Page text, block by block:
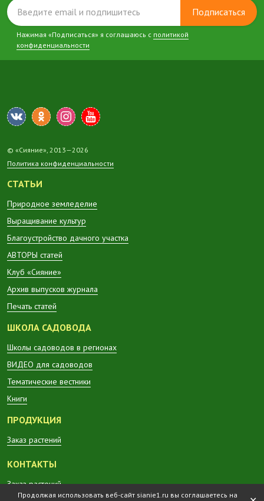
Подписаться
Нажимая «Подписаться» я соглашаюсь с политикой
конфиденциальности
© «Сияние», 2013—2026
Политика конфиденциальности
СТАТЬИ
Природное земледелие
Выращивание культур
Благоустройство дачного участка
АВТОРЫ статей
Клуб «Сияние»
Архив выпусков журнала
Печать статей
ШКОЛА САДОВОДА
Школы садоводов в регионах
ВИДЕО для садоводов
Тематические вестники
Книги
ПРОДУКЦИЯ
Заказ растений
КОНТАКТЫ
Заказ растений
Продолжая использовать веб-сайт sianie1.ru вы соглашаетесь на